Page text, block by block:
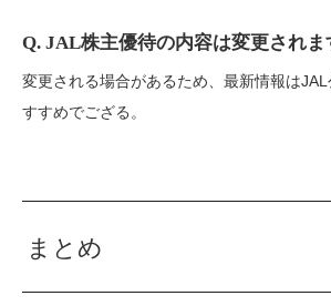
Q. JAL株主優待の内容は変更されま
変更される場合があるため、最新情報は
すすめでござる。
まとめ